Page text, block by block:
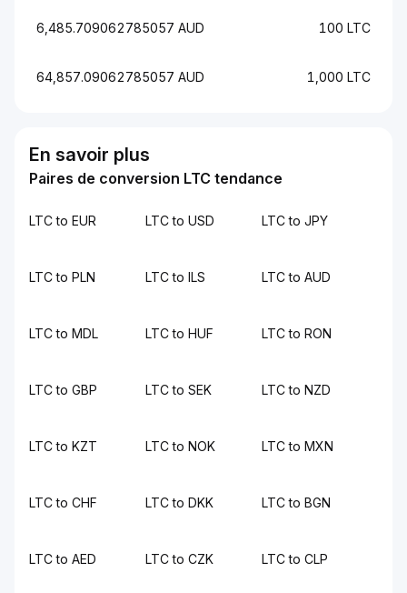
6,485.709062785057 AUD 100 LTC
64,857.09062785057 AUD 1,000 LTC
En savoir plus
Paires de conversion LTC tendance
LTC to EUR LTC to USD LTC to JPY
LTC to PLN LTC to ILS LTC to AUD
LTC to MDL LTC to HUF LTC to RON
LTC to GBP LTC to SEK LTC to NZD
LTC to KZT LTC to NOK LTC to MXN
LTC to CHF LTC to DKK LTC to BGN
LTC to AED LTC to CZK LTC to CLP